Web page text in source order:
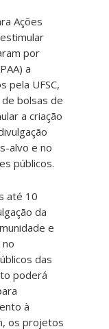
Ações
por
a
pela UFSC,
bolsas de
a criação
alvo e no
públicos.
até 10
da
e
das
poderá
à
os projetos